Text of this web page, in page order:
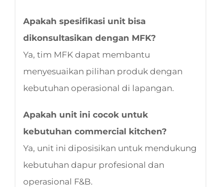
Apakah spesifikasi unit bisa
dikonsultasikan dengan MFK?
Ya, tim MFK dapat membantu
menyesuaikan pilihan produk dengan
kebutuhan operasional di lapangan.
Apakah unit ini cocok untuk
kebutuhan commercial kitchen?
Ya, unit ini diposisikan untuk mendukung
kebutuhan dapur profesional dan
operasional F&B.